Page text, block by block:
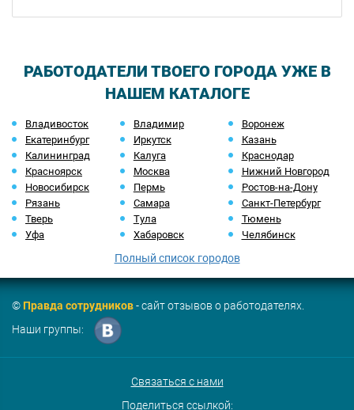
РАБОТОДАТЕЛИ ТВОЕГО ГОРОДА УЖЕ В
НАШЕМ КАТАЛОГЕ
Владивосток Владимир
Воронеж
Екатеринбург
Иркутск
Казань
Калининград
Калуга
Краснодар
Красноярск
Москва
Нижний Новгород
Новосибирск
Пермь
Ростов-на-Дону
Рязань
Самара
Санкт-Петербург
Тверь
Тула
Тюмень
Уфа
Хабаровск Челябинск
Полный список городов
©Правда сотрудников- сайт отзывов о работодателях.
Наши группы:
Связаться с нами
Поделиться ссылкой: